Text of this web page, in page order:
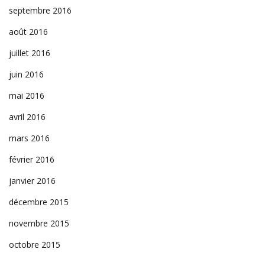
septembre 2016
août 2016
juillet 2016
juin 2016
mai 2016
avril 2016
mars 2016
février 2016
janvier 2016
décembre 2015
novembre 2015
octobre 2015